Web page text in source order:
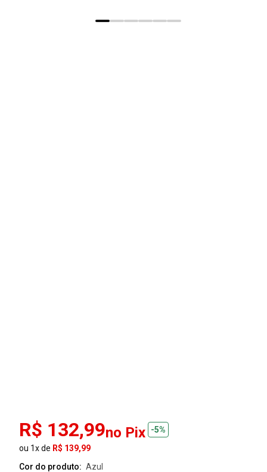
R$ 132,99no Pix
-5%
ou 1x de R$ 139,99
Cor do produto:
azul